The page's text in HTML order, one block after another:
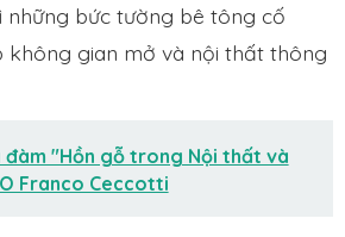
những bức tường bê tông cố
không gian mở và nội thất thông
đàm "Hồn gỗ trong Nội thất và
Franco Ceccotti